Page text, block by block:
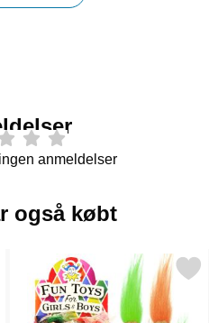
anmeldelser
også købt
40g som favorit
Markér lykketrold